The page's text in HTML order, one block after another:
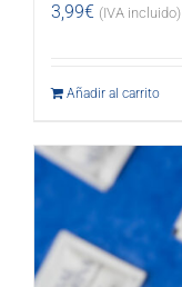
3,99€ (IVA incluido)
Añadir al carrito